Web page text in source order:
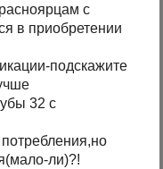
с
в приобретении
подскажите
32 с
ли)?!